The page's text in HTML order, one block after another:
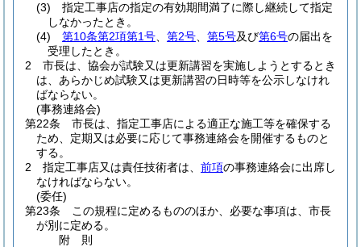
(3)
指定工事店の指定の有効期間満了に際し継続して指定
しなかったとき。
(4)
第10条第2項第1号 第2号 第5号及び第6号の届出を
受理したとき。
2
市長は、協会が試験又は更新講習を実施しようとするとき
は、あらかじめ試験又は更新講習の日時等を公示しなけれ
ばならない。
(事務連絡会)
第22条
市長は、指定工事店による適正な施工等を確保する
ため、定期又は必要に応じて事務連絡会を開催するものと
する。
2
指定工事店又は責任技術者は、 前項の事務連絡会に出席し
なければならない。
(委任)
第23条
この規程に定めるもののほか、必要な事項は、市長
が別に定める。
附 則